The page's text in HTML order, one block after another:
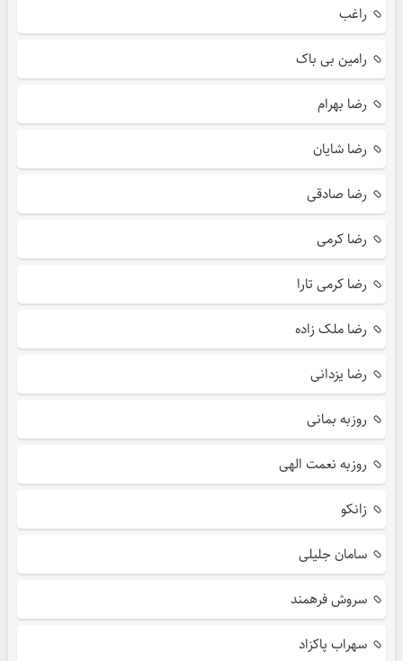
راغب
رامین بی باک
رضا بهرام
رضا شایان
رضا صادقی
رضا کرمی
رضا کرمی تارا
رضا ملک زاده
رضا یزدانی
روزبه بمانی
روزبه نعمت الهی
زانکو
سامان جلیلی
سروش فرهمند
سهراب پاکزاد